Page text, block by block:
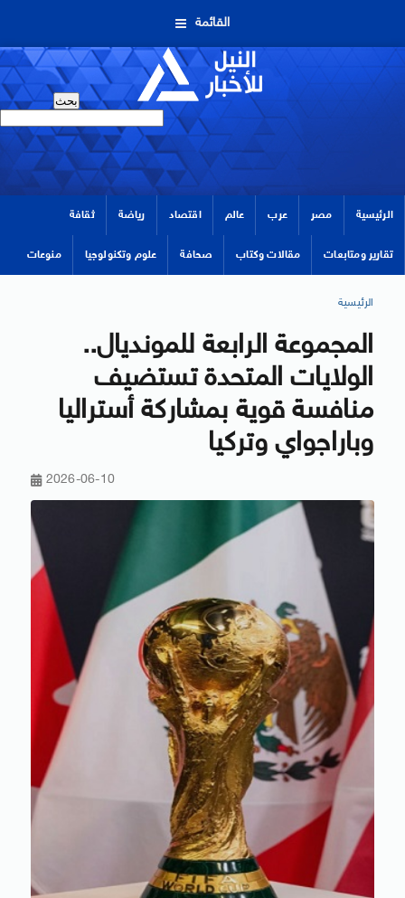
القائمة
الرئيسية مصر عرب عالم اقتصاد رياضة ثقافة
تقارير ومتابعات مقالات وكتاب صحافة علوم وتكنولوجيا منوعات
الرئيسية
المجموعة الرابعة للمونديال..
الولايات المتحدة تستضيف
منافسة قوية بمشاركة أستراليا
وباراجواي وتركيا
2026-06-10